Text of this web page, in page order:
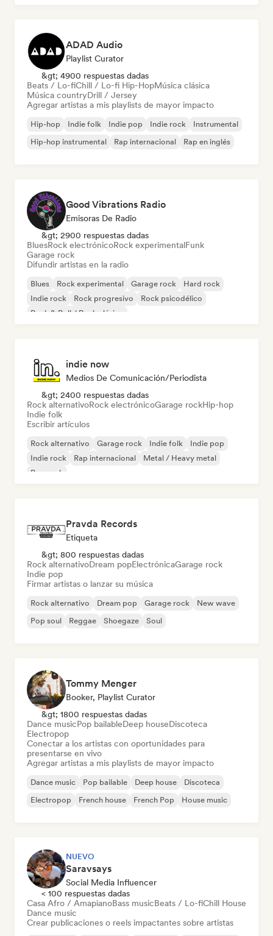
ADAD Audio
Playlist Curator
&gt; 4900 respuestas dadas
Beats / Lo-fiChill / Lo-fi Hip-HopMúsica clásica
Música countryDrill / Jersey
Agregar artistas a mis playlists de mayor impacto
Hip-hop Indie folk Indie pop Indie rock
Instrumental
Hip-hop instrumental
Rap internacional Rap en inglés
Good Vibrations Radio
Emisoras De Radio
&gt; 2900 respuestas dadas
BluesRock electrónicoRock experimentalFunk
Garage rock
Difundir artistas en la radio
Blues Rock experimental Garage rock
Hard rock
Indie rock
Rock progresivo
Rock psicodélico
Rock & Roll / Rock clásico
indie now
Medios De Comunicación/Periodista
&gt; 2400 respuestas dadas
Rock alternativoRock electrónicoGarage rockHip-hop
Indie folk
Escribir artículos
Rock alternativo Garage rock Indie folk
Indie pop
Indie rock
Rap internacional
Metal / Heavy metal
Pop rock
Pravda Records
Etiqueta
&gt; 800 respuestas dadas
Rock alternativoDream popElectrónicaGarage rock
Indie pop
Firmar artistas o lanzar su música
Rock alternativo Dream pop Garage rock
New wave
Pop soul
Reggae Shoegaze Soul
Tommy Menger
Booker, Playlist Curator
&gt; 1800 respuestas dadas
Dance musicPop bailableDeep houseDiscoteca
Electropop
Conectar a los artistas con oportunidades para
presentarse en vivo
Agregar artistas a mis playlists de mayor impacto
Dance music Pop bailable Deep house
Discoteca
Electropop
French house French Pop House music
NUEVO
Saravsays
Social Media Influencer
< 100 respuestas dadas
Casa Afro / AmapianoBass musicBeats / Lo-fiChill House
Dance music
Crear publicaciones o reels impactantes sobre artistas